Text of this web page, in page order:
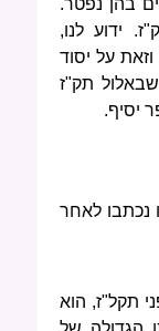
בהן נפטר.
ידוע לנו,
על יסוד
שבאלול תק"ז
יסיף.
נכתבו לאחר
תקל"ז, הוא